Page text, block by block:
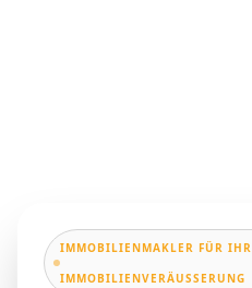
IMMOBILIENMAKLER FÜR
IMMOBILIENVERÄUSSERUNG